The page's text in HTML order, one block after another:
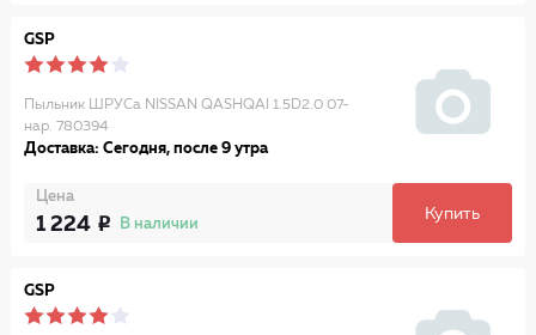
GSP
Пыльник ШРУСа NISSAN QASHQAI 1.5D2.0 07-
нар. 780394
Доставка: Сегодня, после 9 утра
Цена
1 224 В наличии
Купить
GSP